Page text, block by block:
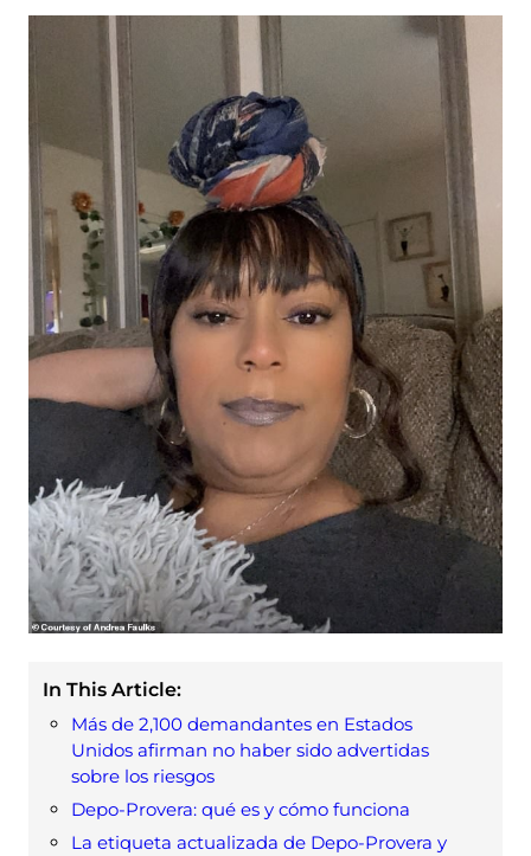
In This Article:
Más de 2,100 demandantes en Estados
Unidos afirman no haber sido advertidas
sobre los riesgos
Depo-Provera: qué es y cómo funciona
La etiqueta actualizada de Depo-Provera y